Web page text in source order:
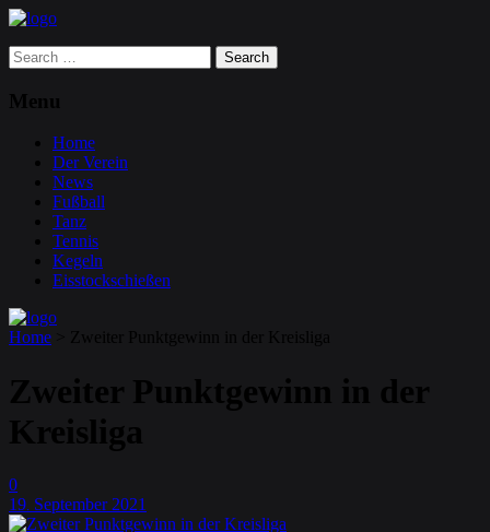
Search
for:
Menu
Home
Der Verein
News
Fußball
Tanz
Tennis
Kegeln
Eisstockschießen
Home Zweiter Punktgewinn in der Kreisliga
Zweiter Punktgewinn in der
Kreisliga
0
19. September 2021